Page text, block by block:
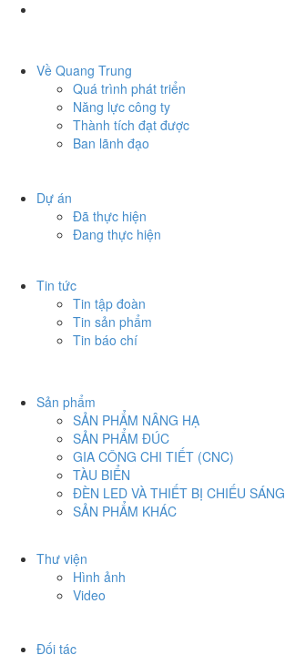
Về Quang Trung
Quá trình phát triển
Năng lực công ty
Thành tích đạt được
Ban lãnh đạo
Dự án
Đã thực hiện
Đang thực hiện
Tin tức
Tin tập đoàn
Tin sản phẩm
Tin báo chí
Sản phẩm
SẢN PHẨM NÂNG HẠ
SẢN PHẨM ĐÚC
GIA CÔNG CHI TIẾT (CNC)
TÀU BIỂN
ĐÈN LED VÀ THIẾT BỊ CHIẾU SÁNG
SẢN PHẨM KHÁC
Thư viện
Hình ảnh
Video
Đối tác